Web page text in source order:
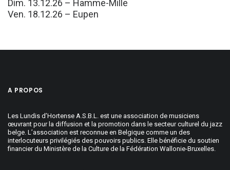
Dim. 13.12.26 – Hamme-Mille
Ven. 18.12.26 – Eupen
A PROPOS
Les Lundis d’Hortense A.S.B.L. est une association de musiciens
œuvrant pour la diffusion et la promotion dans le secteur culturel du jazz
belge. L’association est reconnue en Belgique comme un des
interlocuteurs privilégiés des pouvoirs publics. Elle bénéficie du soutien
financier du Ministère de la Culture de la Fédération Wallonie-Bruxelles.